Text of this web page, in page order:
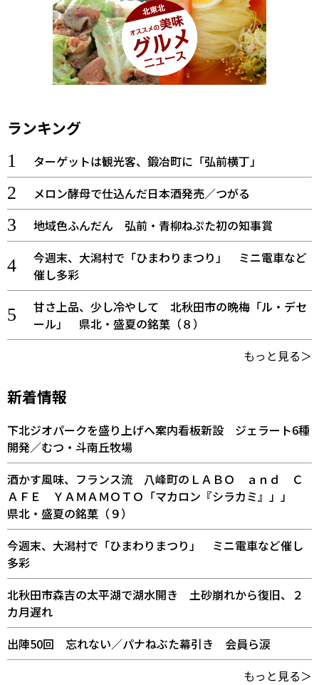
ランキング
ターゲットは観光客、鍛冶町に「弘前横丁」
メロン酵母で仕込んだ日本酒発売／つがる
地域色ふんだん 弘前・青柳ねぷた初の知事賞
今週末、大潟村で「ひまわりまつり」 ミニ電車など
催し多彩
甘さ上品、少し冷やして 北秋田市の晩梅「ル・デセ
ール」 県北・盛夏の銘菓（８）
もっと見る＞
新着情報
下北ジオパークを盛り上げへ案内看板新設 ジェラート6種
開発／むつ・斗南丘牧場
酒かす風味、フランス流 八峰町のＬＡＢＯ ａｎｄ Ｃ
ＡＦＥ ＹＡＭＡＭＯＴＯ「マカロン『シラカミ』」」
県北・盛夏の銘菓（９）
今週末、大潟村で「ひまわりまつり」 ミニ電車など催し
多彩
北秋田市森吉の太平湖で湖水開き 土砂崩れから復旧、２
カ月遅れ
出陣50回 忘れない／パナねぶた幕引き 会員ら涙
もっと見る＞